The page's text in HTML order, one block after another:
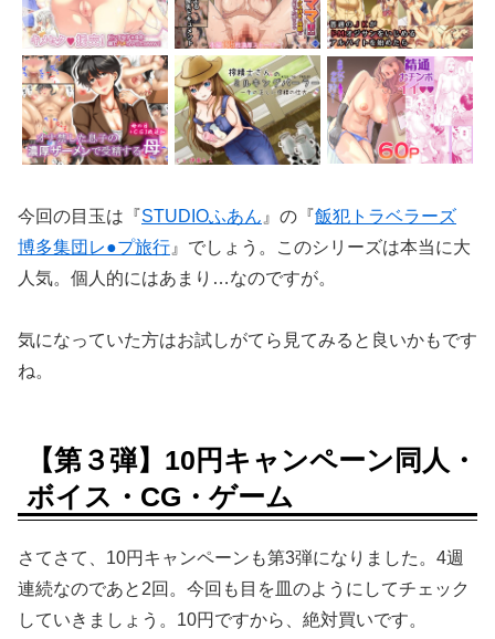
今回の目玉は『STUDIOふあん 』の『飯犯トラベラーズ
博多集団レ●プ旅行 』でしょう。このシリーズは本当に大
人気。個人的にはあまり…なのですが。
気になっていた方はお試しがてら見てみると良いかもです
ね。
【第３弾】10円キャンペーン同人・
ボイス・CG・ゲーム
さてさて、10円キャンペーンも第3弾になりました。4週
連続なのであと2回。今回も目を皿のようにしてチェック
していきましょう。10円ですから、絶対買いです。